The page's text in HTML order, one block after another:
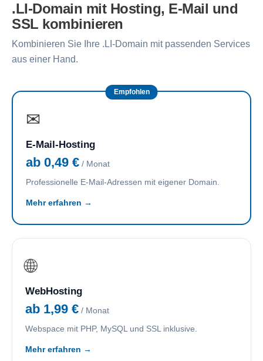
.LI-Domain mit Hosting, E-Mail und
SSL kombinieren
Kombinieren Sie Ihre .LI-Domain mit passenden Services
aus einer Hand.
Empfohlen
✉
E-Mail-Hosting
ab 0,49 € / Monat
Professionelle E-Mail-Adressen mit eigener Domain.
Mehr erfahren →
🌐
WebHosting
ab 1,99 € / Monat
Webspace mit PHP, MySQL und SSL inklusive.
Mehr erfahren →